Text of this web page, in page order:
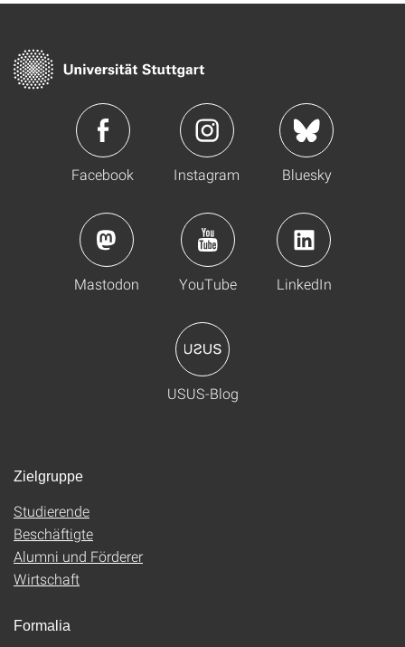
Facebook Instagram Bluesky
Mastodon YouTube LinkedIn
USUS-Blog
Zielgruppe
Studierende
Beschäftigte
Alumni und Förderer
Wirtschaft
Formalia